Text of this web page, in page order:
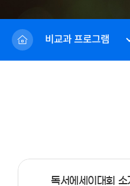
비교과 프로그램
독서에세이대회 소